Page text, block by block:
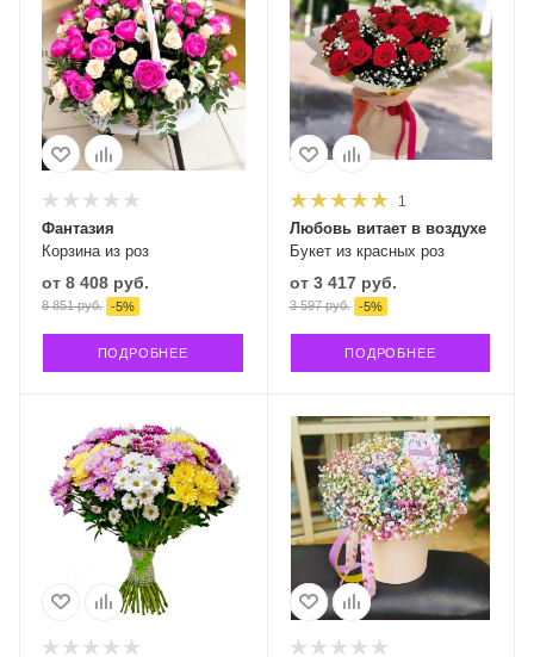
Корзина из роз
Фантазия
от 8 408 руб.
8 851 руб. -5%
ПОДРОБНЕЕ
1
Букет из красных роз
Любовь витает в воздухе
от 3 417 руб.
3 597 руб. -5%
ПОДРОБНЕЕ